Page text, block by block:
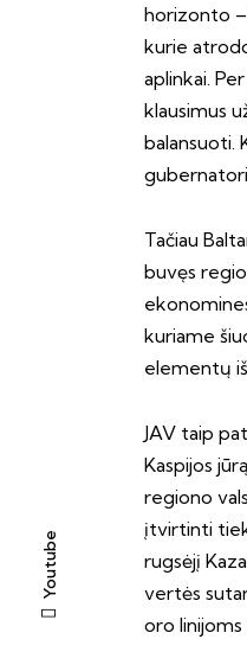
horizonto –
kurie
aplinkai.
klausimus
balansuoti.
Tačiau
buvęs
kuriame
elementų
JAV taip
Kaspijos
regiono
įtvirtinti
rugsėjį
vertės
oro
Youtube